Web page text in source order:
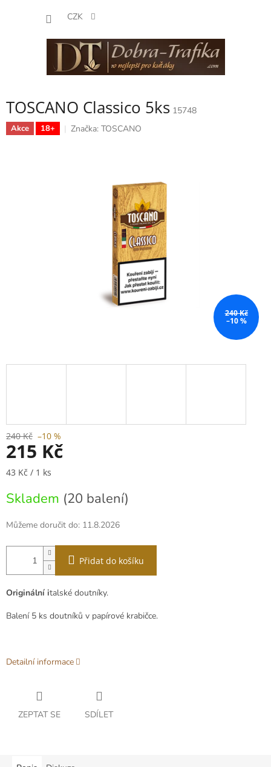
CZK
TOSCANO Classico 5ks 15748
Akce 18+ Značka: TOSCANO
240 Kč
–10 %
240 Kč –10 %
215 Kč
Měrná
43 Kč / 1 ks
Skladem (20 balení)
Můžeme doručit do: 11.8.2026
Přidat do košíku
Originální italské doutníky.
Balení 5 ks doutníků v papírové krabičce.
Detailní informace
ZEPTAT SE SDÍLET